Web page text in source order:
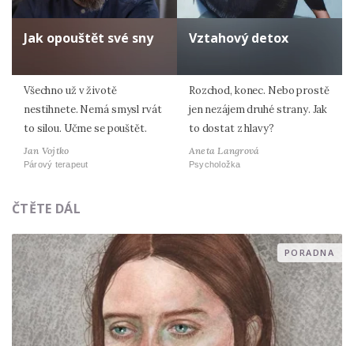
Jak opouštět své sny
Všechno už v životě
nestihnete. Nemá smysl rvát
to silou. Učme se pouštět.
Jan Vojtko
Párový terapeut
Vztahový detox
Rozchod, konec. Nebo prostě
jen nezájem druhé strany. Jak
to dostat z hlavy?
Aneta Langrová
Psycholožka
ČTĚTE DÁL
PORADNA